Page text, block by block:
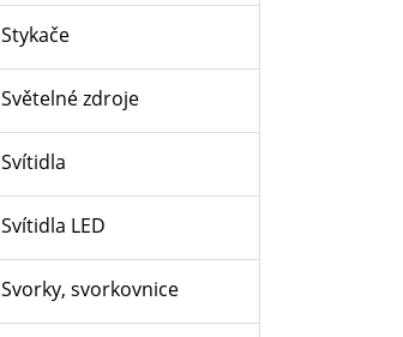
Stykače
Světelné zdroje
Svítidla
Svítidla LED
Svorky, svorkovnice